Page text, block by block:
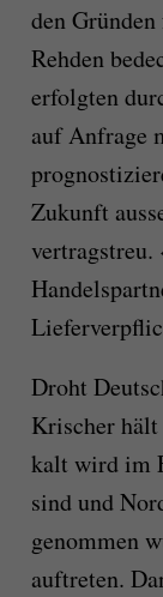
den
Rehden
erfolgten
auf Anfrage
Zukunft
vertragstreu.
Droht
Krischer
kalt wird im
sind und
genommen
auftreten.